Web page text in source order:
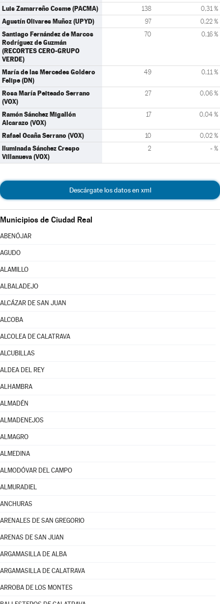
Luis Zamarreño Cosme (PACMA) 138 0,31 %
Agustín Olivares Muñoz (UPYD) 97 0,22 %
Santiago Fernández de Marcos
Rodríguez de Guzmán
(RECORTES CERO-GRUPO
VERDE)
70 0,16 %
María de las Mercedes Goldero
Felipe (DN)
49 0,11 %
Rosa María Peiteado Serrano
(VOX)
27 0,06 %
Ramón Sánchez Migallón
Alcarazo (VOX)
17 0,04 %
Rafael Ocaña Serrano (VOX) 10 0,02 %
Iluminada Sánchez Crespo
Villanueva (VOX)
2 - %
Descárgate los datos en xml
Municipios de Ciudad Real
ABENÓJAR
AGUDO
ALAMILLO
ALBALADEJO
ALCÁZAR DE SAN JUAN
ALCOBA
ALCOLEA DE CALATRAVA
ALCUBILLAS
ALDEA DEL REY
ALHAMBRA
ALMADÉN
ALMADENEJOS
ALMAGRO
ALMEDINA
ALMODÓVAR DEL CAMPO
ALMURADIEL
ANCHURAS
ARENALES DE SAN GREGORIO
ARENAS DE SAN JUAN
ARGAMASILLA DE ALBA
ARGAMASILLA DE CALATRAVA
ARROBA DE LOS MONTES